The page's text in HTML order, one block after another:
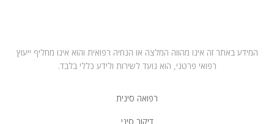
המידע באתר זה אינו מהווה המלצה או הנחיה רפואית והוא אינו מחליף ייעוץ
רפואי פרטני, הוא נועד לשירות ולידע כללי בלבד.
רפואה סינית
דיקור סיני